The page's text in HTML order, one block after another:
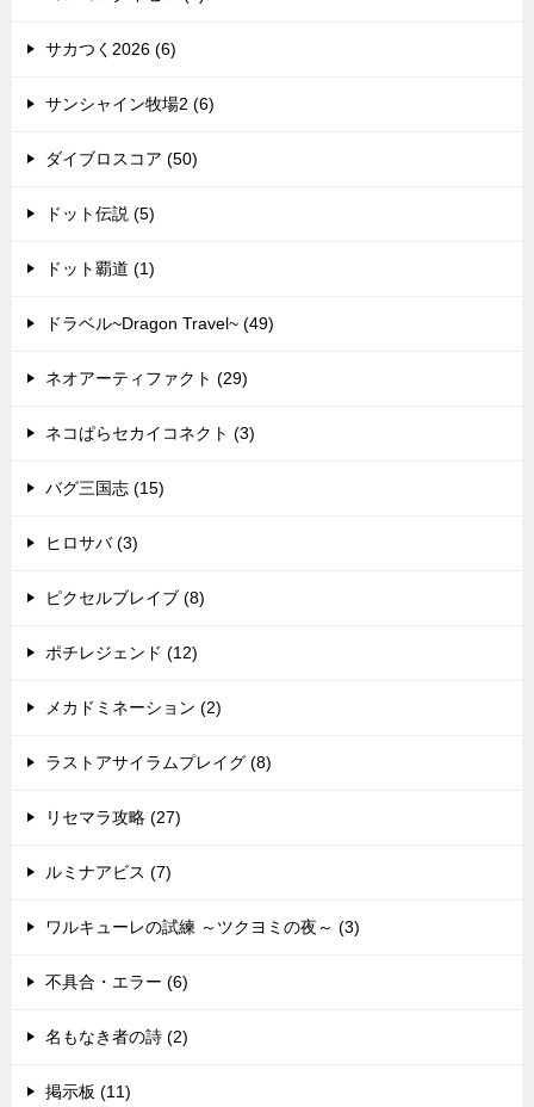
サカつく2026 (6)
サンシャイン牧場2 (6)
ダイブロスコア (50)
ドット伝説 (5)
ドット覇道 (1)
ドラベル~Dragon Travel~ (49)
ネオアーティファクト (29)
ネコぱらセカイコネクト (3)
バグ三国志 (15)
ヒロサバ (3)
ピクセルブレイブ (8)
ポチレジェンド (12)
メカドミネーション (2)
ラストアサイラムプレイグ (8)
リセマラ攻略 (27)
ルミナアビス (7)
ワルキューレの試練 ～ツクヨミの夜～ (3)
不具合・エラー (6)
名もなき者の詩 (2)
掲示板 (11)